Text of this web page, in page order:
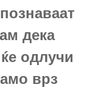
дека
одлучи
врз